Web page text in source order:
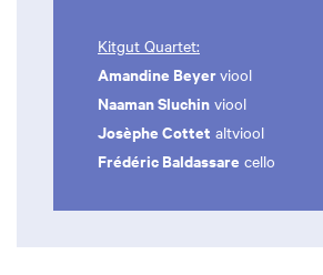
Kitgut Quartet:
Amandine Beyerviool
Naaman Sluchin viool
Josèphe Cottet altviool
Frédéric Baldassare cello